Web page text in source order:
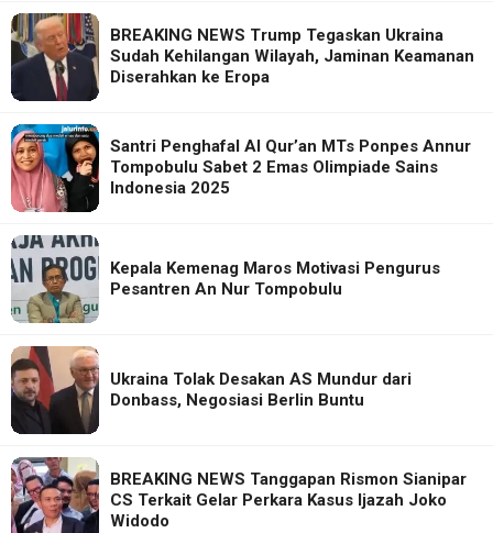
BREAKING NEWS Trump Tegaskan Ukraina
Sudah Kehilangan Wilayah, Jaminan Keamanan
Diserahkan ke Eropa
Santri Penghafal Al Qur’an MTs Ponpes Annur
Tompobulu Sabet 2 Emas Olimpiade Sains
Indonesia 2025
Kepala Kemenag Maros Motivasi Pengurus
Pesantren An Nur Tompobulu
Ukraina Tolak Desakan AS Mundur dari
Donbass, Negosiasi Berlin Buntu
BREAKING NEWS Tanggapan Rismon Sianipar
CS Terkait Gelar Perkara Kasus Ijazah Joko
Widodo